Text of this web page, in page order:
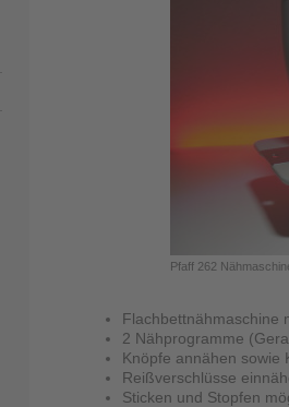
Pfaff 262
Flachbettnähmaschine
2 Nähprogramme
Knöpfe annähen sowie
Reißverschlüsse
Sticken und Stopfen